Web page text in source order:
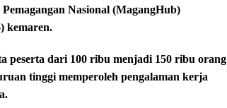
Nasional (MagangHub)
kemaren.
peserta dari 100 ribu menjadi 150 ribu orang
tinggi memperoleh pengalaman kerja